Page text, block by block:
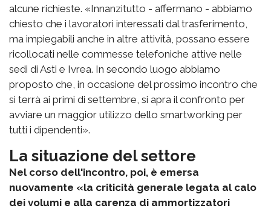
alcune richieste. «Innanzitutto - affermano - abbiamo
chiesto che i lavoratori interessati dal trasferimento,
ma impiegabili anche in altre attività, possano essere
ricollocati nelle commesse telefoniche attive nelle
sedi di Asti e Ivrea. In secondo luogo abbiamo
proposto che, in occasione del prossimo incontro che
si terrà ai primi di settembre, si apra il confronto per
avviare un maggior utilizzo dello smartworking per
tutti i dipendenti».
La situazione del settore
Nel corso dell'incontro, poi, è emersa
nuovamente «la criticità generale legata al calo
dei volumi e alla carenza di ammortizzatori